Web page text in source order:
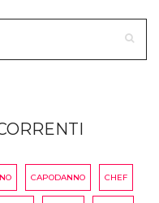
CAPODANNO CHEF